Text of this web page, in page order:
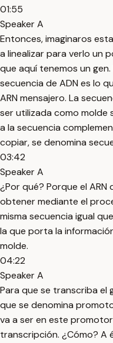
01:55
Speaker A
Entonces, imaginaros
a linealizar para verlo un
que aquí tenemos un
secuencia de ADN es lo
ARN mensajero. La
ser utilizada como molde
a la secuencia
copiar, se denomina
03:42
Speaker A
¿Por qué? Porque el
obtener mediante el
misma secuencia igual
la que porta la
molde.
04:22
Speaker A
Para que se transcriba el
que se denomina
va a ser en este
transcripción. ¿Cómo? A